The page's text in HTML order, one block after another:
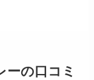
ーの口コミ